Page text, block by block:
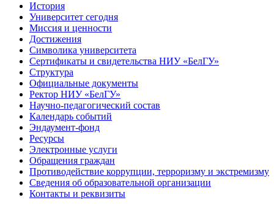
История
Университет сегодня
Миссия и ценности
Достижения
Символика университета
Сертификаты и свидетельства НИУ «БелГУ»
Структура
Официальные документы
Ректор НИУ «БелГУ»
Научно-педагогический состав
Календарь событий
Эндаумент-фонд
Ресурсы
Электронные услуги
Обращения граждан
Противодействие коррупции, терроризму и экстремизму
Сведения об образовательной организации
Контакты и реквизиты